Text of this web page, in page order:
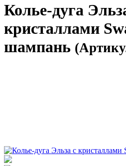
Колье-дуга
кристаллами
шампань